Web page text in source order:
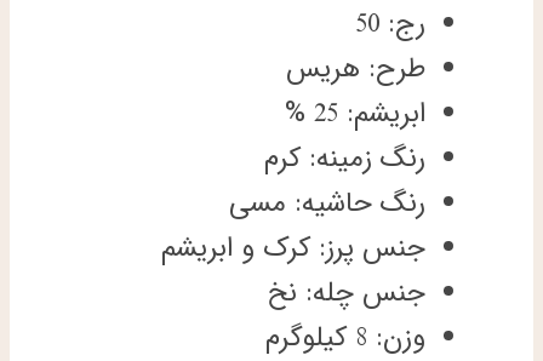
رج: 50
طرح: هریس
ابریشم: 25 %
رنگ زمینه: کرم
رنگ حاشیه: مسی
جنس پرز: کرک و ابریشم
جنس چله: نخ
وزن: 8 کیلوگرم